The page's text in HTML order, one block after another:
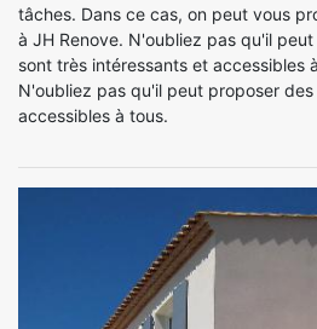
tâches. Dans ce cas, on peut vous
à JH Renove. N'oubliez pas qu'il
sont très intéressants et accessibles
N'oubliez pas qu'il peut proposer
accessibles à tous.